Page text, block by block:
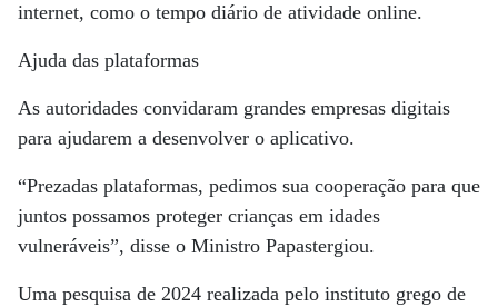
internet, como o tempo diário de atividade online.
Ajuda das plataformas
As autoridades convidaram grandes empresas digitais
para ajudarem a desenvolver o aplicativo.
“Prezadas plataformas, pedimos sua cooperação para que
juntos possamos proteger crianças em idades
vulneráveis”, disse o Ministro Papastergiou.
Uma pesquisa de 2024 realizada pelo instituto grego de